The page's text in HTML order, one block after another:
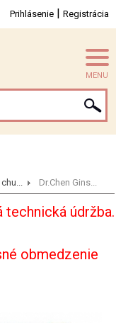
Prihlásenie | Registrácia
MENU
Dr.Chen Gins...
technická údržba.
obmedzenie